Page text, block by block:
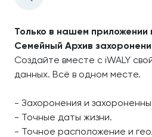
Только в нашем
Семейный Архив
Создайте вместе с iWALY
данных. Всё в одном месте.
- Захоронения и
- Точные даты жизни.
- Точное расположение и